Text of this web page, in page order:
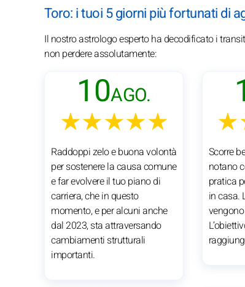
Toro: i tuoi 5 giorni più fortunati di
Il nostro astrologo esperto ha decodificato i
non perdere assolutamente:
10AGO.
★★★★★
Raddoppi zelo e buona volontà
per sostenere la causa comune
e far evolvere il tuo piano di
carriera, che in questo
momento, e per alcuni anche
dal 2023, sta attraversando
cambiamenti strutturali
importanti.
Scorre
notano
pratica
in casa.